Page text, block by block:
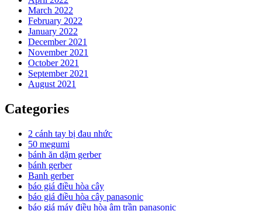
March 2022
February 2022
January 2022
December 2021
November 2021
October 2021
September 2021
August 2021
Categories
2 cánh tay bị đau nhức
50 megumi
bánh ăn dặm gerber
bánh gerber
Banh gerber
báo giá điều hòa cây
báo giá điều hòa cây panasonic
báo giá máy điều hòa âm trần panasonic